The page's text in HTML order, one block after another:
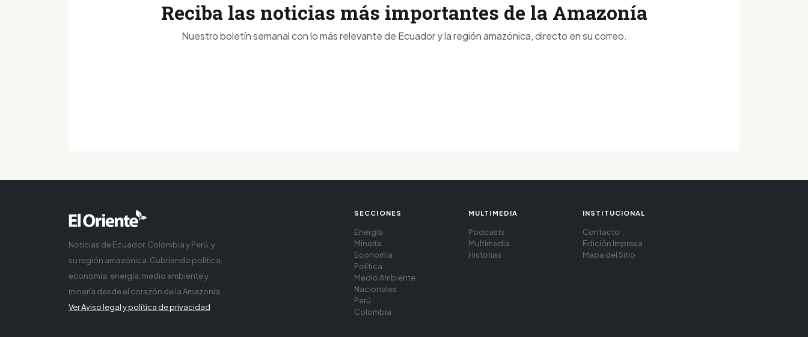
Reciba las noticias más importantes de la Amazonía
Nuestro boletín semanal con lo más relevante de Ecuador y la región amazónica, directo en su correo.
Noticias de Ecuador, Colombia y Perú, y
su región amazónica. Cubriendo política,
economía, energía, medio ambiente y
minería desde el corazón de la Amazonía
Ver Aviso legal y política de privacidad
SECCIONES
Energía
Minería
Economía
Política
Medio Ambiente
Nacionales
Perú
Colombia
MULTIMEDIA
Podcasts
Multimedia
Historias
INSTITUCIONAL
Contacto
Edición Impresa
Mapa del Sitio